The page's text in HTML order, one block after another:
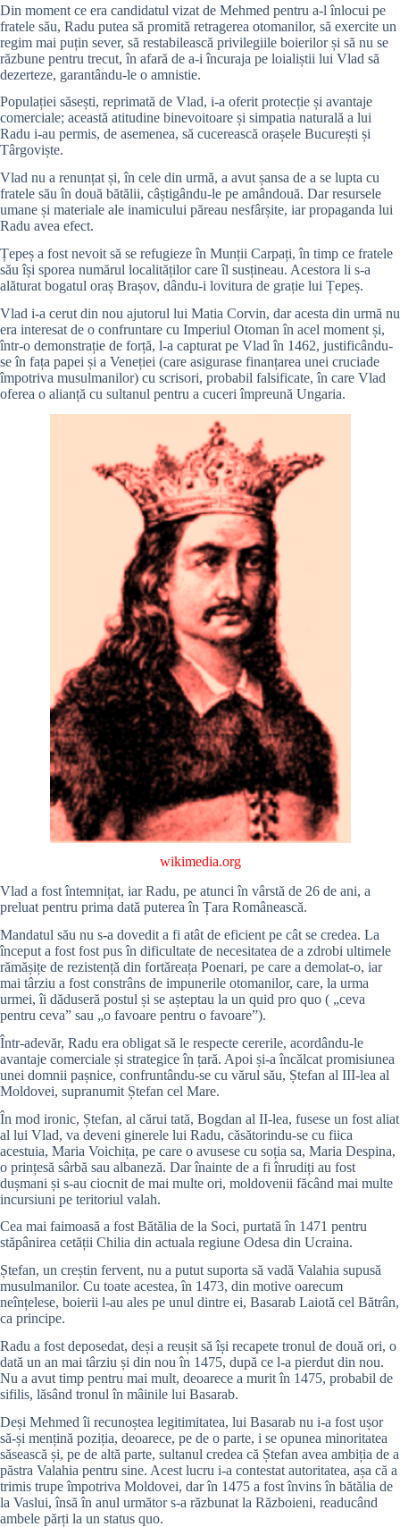
Din moment ce era candidatul vizat de Mehmed pentru a-l înlocui pe
fratele său, Radu putea să promită retragerea otomanilor, să exercite un
regim mai puțin sever, să restabilească privilegiile boierilor și să nu se
răzbune pentru trecut, în afară de a-i încuraja pe loialiștii lui Vlad să
dezerteze, garantându-le o amnistie.
Populației săsești, reprimată de Vlad, i-a oferit protecție și avantaje
comerciale; această atitudine binevoitoare și simpatia naturală a lui
Radu i-au permis, de asemenea, să cucerească orașele București și
Târgoviște.
Vlad nu a renunțat și, în cele din urmă, a avut șansa de a se lupta cu
fratele său în două bătălii, câștigându-le pe amândouă. Dar resursele
umane și materiale ale inamicului păreau nesfârșite, iar propaganda lui
Radu avea efect.
Țepeș a fost nevoit să se refugieze în Munții Carpați, în timp ce fratele
său își sporea numărul localităților care îl susțineau. Acestora li s-a
alăturat bogatul oraș Brașov, dându-i lovitura de grație lui Țepeș.
Vlad i-a cerut din nou ajutorul lui Matia Corvin, dar acesta din urmă nu
era interesat de o confruntare cu Imperiul Otoman în acel moment și,
într-o demonstrație de forță, l-a capturat pe Vlad în 1462, justificându-
se în fața papei și a Veneției (care asigurase finanțarea unei cruciade
împotriva musulmanilor) cu scrisori, probabil falsificate, în care Vlad
oferea o alianță cu sultanul pentru a cuceri împreună Ungaria.
wikimedia.org
Vlad a fost întemnițat, iar Radu, pe atunci în vârstă de 26 de ani, a
preluat pentru prima dată puterea în Țara Românească.
Mandatul său nu s-a dovedit a fi atât de eficient pe cât se credea. La
început a fost fost pus în dificultate de necesitatea de a zdrobi ultimele
rămășițe de rezistență din fortăreața Poenari, pe care a demolat-o, iar
mai târziu a fost constrâns de impunerile otomanilor, care, la urma
urmei, îi dăduseră postul și se așteptau la un quid pro quo ( „ceva
pentru ceva” sau „o favoare pentru o favoare”).
Într-adevăr, Radu era obligat să le respecte cererile, acordându-le
avantaje comerciale și strategice în țară. Apoi și-a încălcat promisiunea
unei domnii pașnice, confruntându-se cu vărul său, Ștefan al III-lea al
Moldovei, supranumit Ștefan cel Mare.
În mod ironic, Ștefan, al cărui tată, Bogdan al II-lea, fusese un fost aliat
al lui Vlad, va deveni ginerele lui Radu, căsătorindu-se cu fiica
acestuia, Maria Voichița, pe care o avusese cu soția sa, Maria Despina,
o prințesă sârbă sau albaneză. Dar înainte de a fi înrudiți au fost
dușmani și s-au ciocnit de mai multe ori, moldovenii făcând mai multe
incursiuni pe teritoriul valah.
Cea mai faimoasă a fost Bătălia de la Soci, purtată în 1471 pentru
stăpânirea cetății Chilia din actuala regiune Odesa din Ucraina.
Ștefan, un creștin fervent, nu a putut suporta să vadă Valahia supusă
musulmanilor. Cu toate acestea, în 1473, din motive oarecum
neînțelese, boierii l-au ales pe unul dintre ei, Basarab Laiotă cel Bătrân,
ca principe.
Radu a fost deposedat, deși a reușit să își recapete tronul de două ori, o
dată un an mai târziu și din nou în 1475, după ce l-a pierdut din nou.
Nu a avut timp pentru mai mult, deoarece a murit în 1475, probabil de
sifilis, lăsând tronul în mâinile lui Basarab.
Deși Mehmed îi recunoștea legitimitatea, lui Basarab nu i-a fost ușor
să-și mențină poziția, deoarece, pe de o parte, i se opunea minoritatea
săsească și, pe de altă parte, sultanul credea că Ștefan avea ambiția de a
păstra Valahia pentru sine. Acest lucru i-a contestat autoritatea, așa că a
trimis trupe împotriva Moldovei, dar în 1475 a fost învins în bătălia de
la Vaslui, însă în anul următor s-a răzbunat la Războieni, readucând
ambele părți la un status quo.